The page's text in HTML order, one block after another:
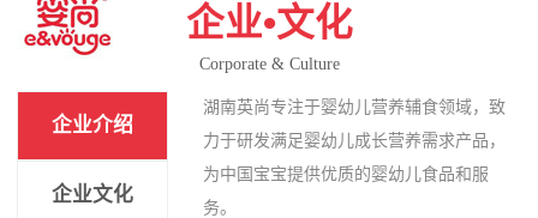
企业•文化
Corporate & Culture
企业介绍
企业文化
湖南英尚专注于婴幼儿营养辅食领域，致
力于研发满足婴幼儿成长营养需求产品，
为中国宝宝提供优质的婴幼儿食品和服
务。